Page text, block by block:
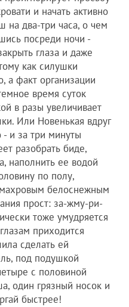
и начать активно
на два-три часа, о чем
посреди ночи -
глаза и даже
как силушки
а факт организации
время суток
в разы увеличивает
Или Новенькая вдруг
- и за три минуты
разобрать биде,
наполнить ее водой
по полу,
махровым белоснежным
прост: за-жму-ри-
тоже умудряется
приходится
сделать ей
под подушкой
с половиной
один грязный носок и
быстрее!